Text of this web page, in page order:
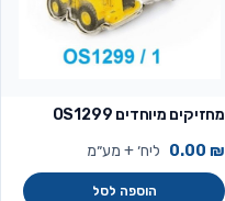
מחזיקים מיוחדים OS1299
0.00 ₪ ליח׳ + מע״מ
הוספה לסל